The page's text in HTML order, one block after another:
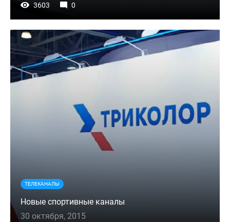
3603 0
ТЕЛЕКАНАЛЫ
Новые спортивные каналы
30 октября, 2015